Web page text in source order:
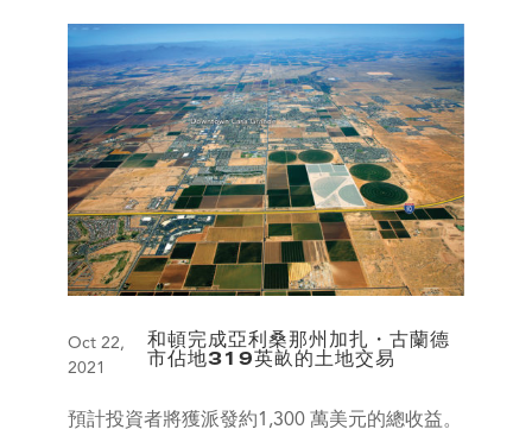
和頓完成亞利桑那州加扎・古蘭德
市佔地319英畝的土地交易
Oct 22,
2021
預計投資者將獲派發約1,300 萬美元的總收益。